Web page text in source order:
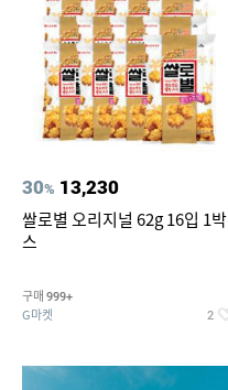
30% 13,230
쌀로별 오리지널 62g 16입 1박
스
구매 999+
G마켓 2